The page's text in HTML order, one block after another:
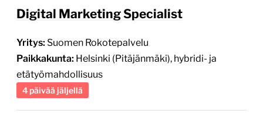
Digital Marketing Specialist
Yritys: Suomen Rokotepalvelu
Paikkakunta: Helsinki (Pitäjänmäki), hybridi- ja
etätyömahdollisuus
4 päivää jäljellä